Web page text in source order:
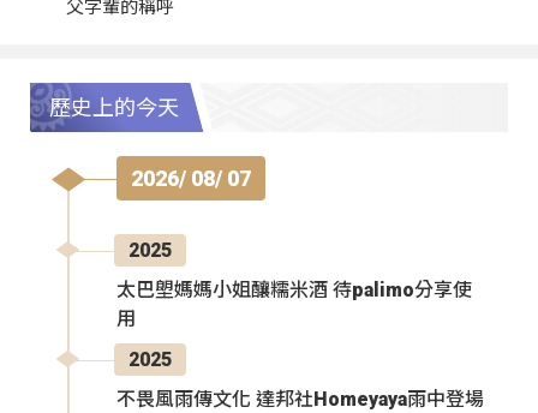
父字輩的稱呼
歷史上的今天
2026/ 08/ 07
2025
太巴塱媽媽小姐釀糯米酒 待palimo分享使
用
2025
不畏風雨傳文化 達邦社Homeyaya雨中登場